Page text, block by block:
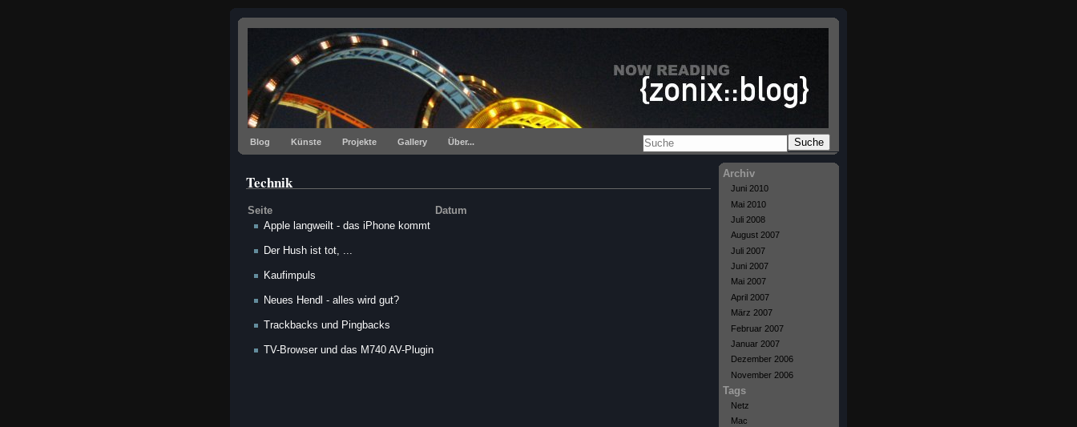
Blog Künste Projekte Gallery Über... Suche
Technik
Seite
Datum
Apple langweilt - das iPhone kommt
Der Hush ist tot, ...
Kaufimpuls
Neues Hendl - alles wird gut?
Trackbacks und Pingbacks
TV-Browser und das M740 AV-Plugin
Archiv
Juni 2010
Mai 2010
Juli 2008
August 2007
Juli 2007
Juni 2007
Mai 2007
April 2007
März 2007
Februar 2007
Januar 2007
Dezember 2006
November 2006
Tags
Netz
Mac